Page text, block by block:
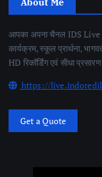
आपका अपना चैनल IDS Live
कार्यक्रम, स्कूल प्रार्थना,
HD रिकॉर्डिंग एवं सीधा
https://
Get a Quote